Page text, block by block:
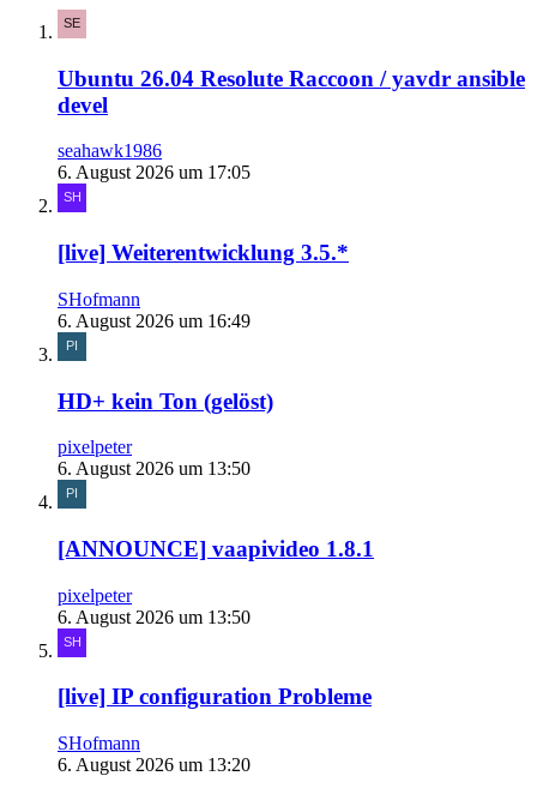
Ubuntu 26.04 Resolute Raccoon / yavdr ansible
devel
seahawk1986
6. August 2026 um 17:05
[live] Weiterentwicklung 3.5.*
SHofmann
6. August 2026 um 16:49
HD+ kein Ton (gelöst)
pixelpeter
6. August 2026 um 13:50
[ANNOUNCE] vaapivideo 1.8.1
pixelpeter
6. August 2026 um 13:50
[live] IP configuration Probleme
SHofmann
6. August 2026 um 13:20